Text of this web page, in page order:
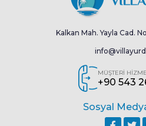
Kalkan Mah. Yayla Cad.
MÜŞTERİ
+90 543
Sosyal